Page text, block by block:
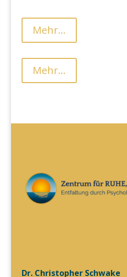
Mehr...
Mehr...
Dr. Christopher Schwake